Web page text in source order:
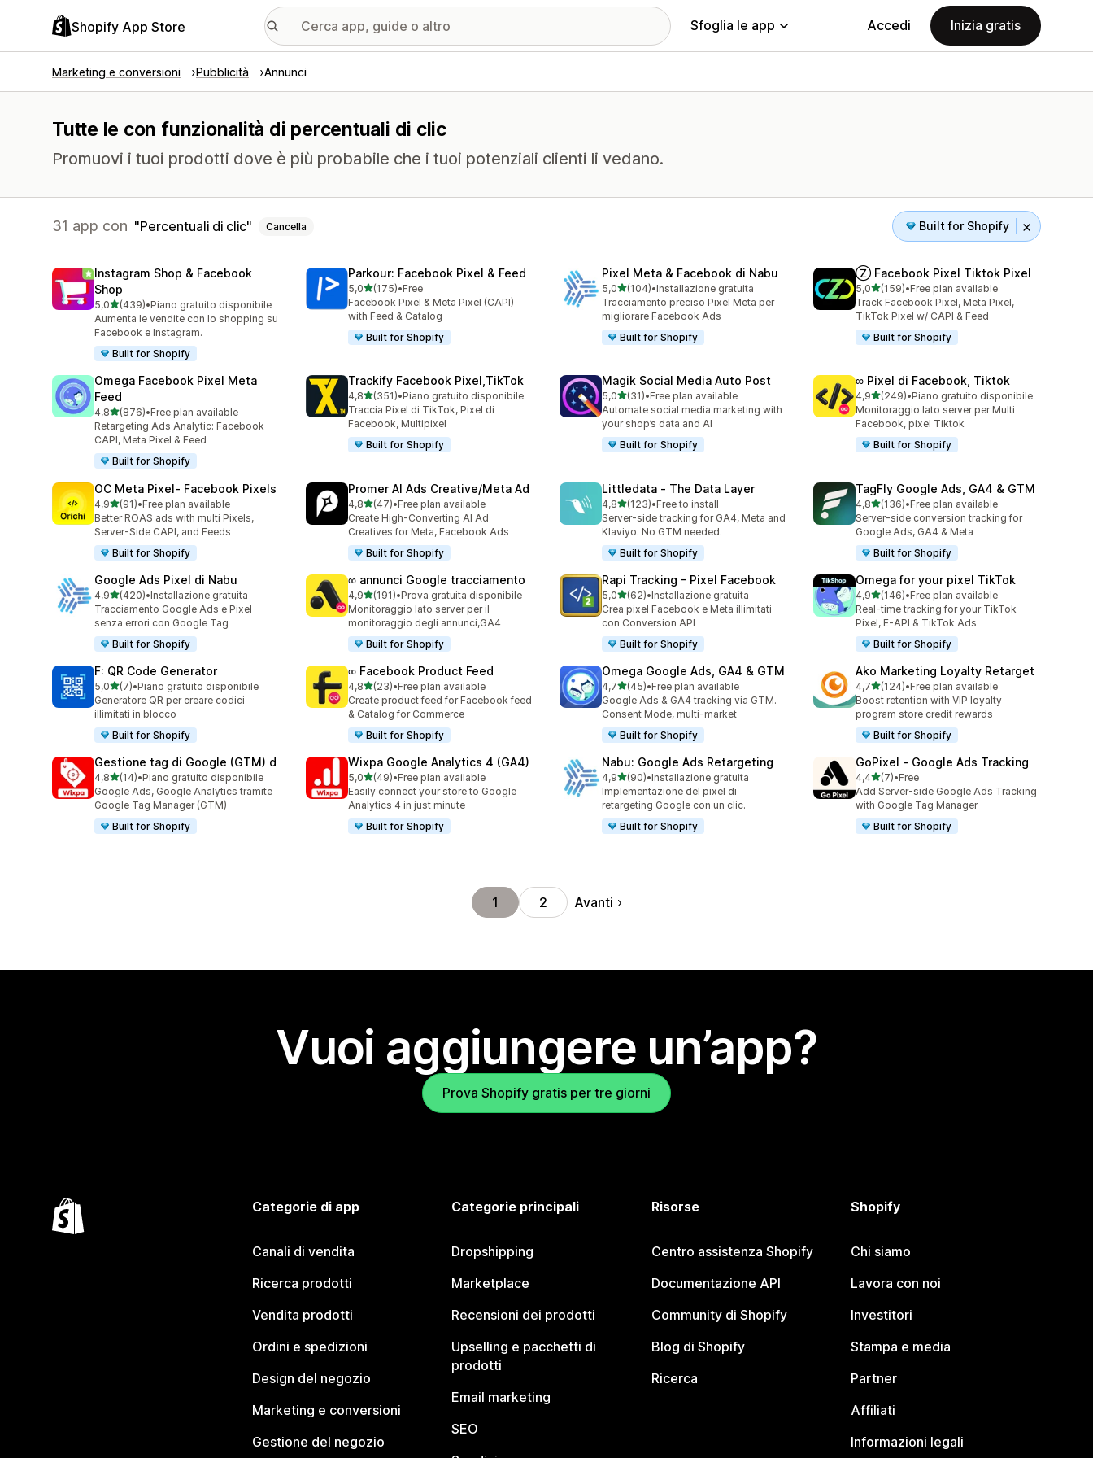
Shopify App Store Sfoglia le app Accedi Inizia gratis
Marketing e conversioni Pubblicità Annunci
Tutte le con funzionalità di percentuali di clic
Promuovi i tuoi prodotti dove è più probabile che i tuoi potenziali clienti li vedano.
31 app con Percentuali di clic Cancella Built for Shopify
Instagram Shop & Facebook
Shop
5,0stelle su 5
(439)
439 recensioni totali
•Piano gratuito disponibile
Aumenta le vendite con lo shopping su
Facebook e Instagram.
Built for Shopify
Parkour: Facebook Pixel & Feed
5,0stelle su 5
(175)
175 recensioni totali
•Free
Facebook Pixel & Meta Pixel (CAPI)
with Feed & Catalog
Built for Shopify
Pixel Meta & Facebook di Nabu
5,0stelle su 5
(104)
104 recensioni totali
•Installazione gratuita
Tracciamento preciso Pixel Meta per
migliorare Facebook Ads
Built for Shopify
Ⓩ Facebook Pixel Tiktok Pixel
5,0stelle su 5
(159)
159 recensioni totali
•Free plan available
Track Facebook Pixel, Meta Pixel,
TikTok Pixel w/ CAPI & Feed
Built for Shopify
Omega Facebook Pixel Meta
Feed
4,8stelle su 5
(876)
876 recensioni totali
•Free plan available
Retargeting Ads Analytic: Facebook
CAPI, Meta Pixel & Feed
Built for Shopify
Trackify Facebook Pixel,TikTok
4,8stelle su 5
(351)
351 recensioni totali
•Piano gratuito disponibile
Traccia Pixel di TikTok, Pixel di
Facebook, Multipixel
Built for Shopify
Magik Social Media Auto Post
5,0stelle su 5
(31)
31 recensioni totali
•Free plan available
Automate social media marketing with
your shop’s data and AI
Built for Shopify
∞ Pixel di Facebook, Tiktok
4,9stelle su 5
(249)
249 recensioni totali
•Piano gratuito disponibile
Monitoraggio lato server per Multi
Facebook, pixel Tiktok
Built for Shopify
OC Meta Pixel‑ Facebook Pixels
4,9stelle su 5
(91)
91 recensioni totali
•Free plan available
Better ROAS ads with multi Pixels,
Server-Side CAPI, and Feeds
Built for Shopify
Promer AI Ads Creative/Meta Ad
4,8stelle su 5
(47)
47 recensioni totali
•Free plan available
Create High-Converting AI Ad
Creatives for Meta, Facebook Ads
Built for Shopify
Littledata ‑ The Data Layer
4,8stelle su 5
(123)
123 recensioni totali
•Free to install
Server-side tracking for GA4, Meta and
Klaviyo. No GTM needed.
Built for Shopify
TagFly Google Ads, GA4 & GTM
4,8stelle su 5
(136)
136 recensioni totali
•Free plan available
Server-side conversion tracking for
Google Ads, GA4 & Meta
Built for Shopify
Google Ads Pixel di Nabu
4,9stelle su 5
(420)
420 recensioni totali
•Installazione gratuita
Tracciamento Google Ads e Pixel
senza errori con Google Tag
Built for Shopify
∞ annunci Google tracciamento
4,9stelle su 5
(191)
191 recensioni totali
•Prova gratuita disponibile
Monitoraggio lato server per il
monitoraggio degli annunci,GA4
Built for Shopify
Rapi Tracking – Pixel Facebook
5,0stelle su 5
(62)
62 recensioni totali
•Installazione gratuita
Crea pixel Facebook e Meta illimitati
con Conversion API
Built for Shopify
Omega for your pixel TikTok
4,9stelle su 5
(146)
146 recensioni totali
•Free plan available
Real-time tracking for your TikTok
Pixel, E-API & TikTok Ads
Built for Shopify
F: QR Code Generator
5,0stelle su 5
(7)
7 recensioni totali
•Piano gratuito disponibile
Generatore QR per creare codici
illimitati in blocco
Built for Shopify
∞ Facebook Product Feed
4,8stelle su 5
(23)
23 recensioni totali
•Free plan available
Create product feed for Facebook feed
& Catalog for Commerce
Built for Shopify
Omega Google Ads, GA4 & GTM
4,7stelle su 5
(45)
45 recensioni totali
•Free plan available
Google Ads & GA4 tracking via GTM.
Consent Mode, multi-market
Built for Shopify
Ako Marketing Loyalty Retarget
4,7stelle su 5
(124)
124 recensioni totali
•Free plan available
Boost retention with VIP loyalty
program store credit rewards
Built for Shopify
Gestione tag di Google (GTM) d
4,8stelle su 5
(14)
14 recensioni totali
•Piano gratuito disponibile
Google Ads, Google Analytics tramite
Google Tag Manager (GTM)
Built for Shopify
Wixpa Google Analytics 4 (GA4)
5,0stelle su 5
(49)
49 recensioni totali
•Free plan available
Easily connect your store to Google
Analytics 4 in just minute
Built for Shopify
Nabu: Google Ads Retargeting
4,9stelle su 5
(90)
90 recensioni totali
•Installazione gratuita
Implementazione del pixel di
retargeting Google con un clic.
Built for Shopify
GoPixel ‑ Google Ads Tracking
4,4stelle su 5
(7)
7 recensioni totali
•Free
Add Server-side Google Ads Tracking
with Google Tag Manager
Built for Shopify
1 2 Avanti
Vuoi aggiungere un’app?
Prova Shopify gratis per tre giorni
Categorie di app
Canali di vendita
Ricerca prodotti
Vendita prodotti
Ordini e spedizioni
Design del negozio
Marketing e conversioni
Gestione del negozio
Categorie principali
Dropshipping
Marketplace
Recensioni dei prodotti
Upselling e pacchetti di
prodotti
Email marketing
SEO
Risorse
Centro assistenza Shopify
Documentazione API
Community di Shopify
Blog di Shopify
Ricerca
Shopify
Chi siamo
Lavora con noi
Investitori
Stampa e media
Partner
Affiliati
Informazioni legali